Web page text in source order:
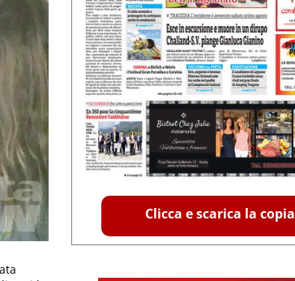
Clicca e scarica la copia